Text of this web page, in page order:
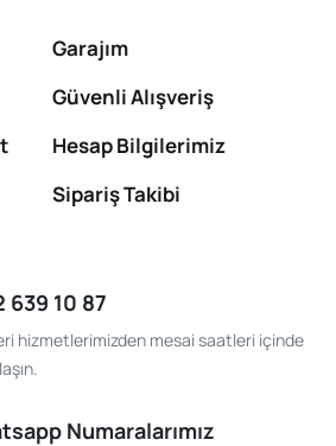
Garajım
Güvenli Alışveriş
Hesap Bilgilerimiz
Sipariş Takibi
639 10 87
hizmetlerimizden mesai saatleri içinde
Numaralarımız